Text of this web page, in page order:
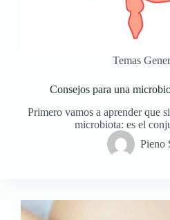
Temas
Consejos para una
Primero vamos a aprender que
microbiota: es el
Pieno